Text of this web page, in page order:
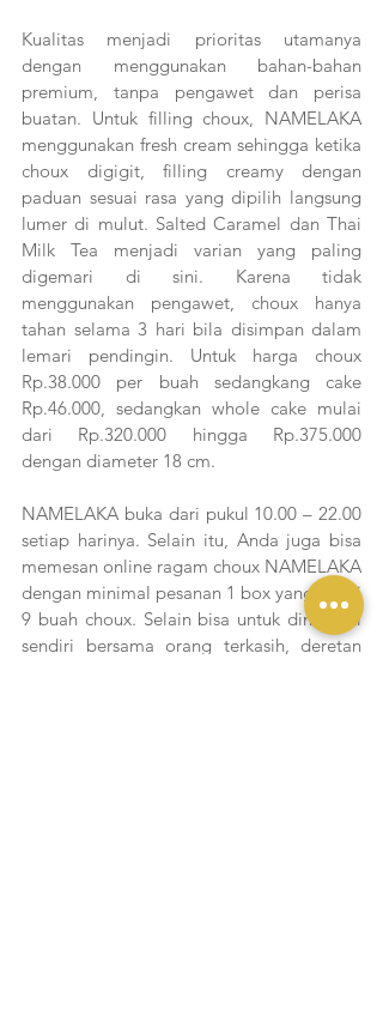
Kualitas menjadi prioritas utamanya
dengan menggunakan bahan-bahan
premium, tanpa pengawet dan perisa
buatan. Untuk filling choux, NAMELAKA
menggunakan fresh cream sehingga ketika
choux digigit, filling creamy dengan
paduan sesuai rasa yang dipilih langsung
lumer di mulut. Salted Caramel dan Thai
Milk Tea menjadi varian yang paling
digemari di sini. Karena tidak
menggunakan pengawet, choux hanya
tahan selama 3 hari bila disimpan dalam
lemari pendingin. Untuk harga choux
Rp.38.000 per buah sedangkang cake
Rp.46.000, sedangkan whole cake mulai
dari Rp.320.000 hingga Rp.375.000
dengan diameter 18 cm.
NAMELAKA buka dari pukul 10.00 – 22.00
setiap harinya. Selain itu, Anda juga bisa
memesan online ragam choux NAMELAKA
dengan minimal pesanan 1 box yang berisi
9 buah choux. Selain bisa untuk dinikmati
sendiri bersama orang terkasih, deretan